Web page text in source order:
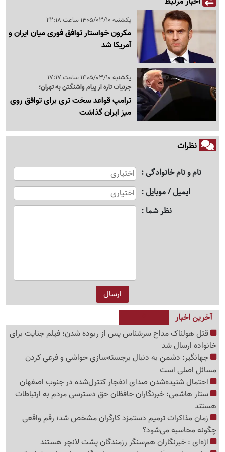
یکشنبه 1405/03/10 ساعت 22:18
مکرون خواستار توافق فوری میان ایران و
آمریکا شد
یکشنبه 1405/03/10 ساعت 17:17
جزئیات تازه از پیام واشنگتن به تهران؛
ترامپ قواعد سخت تری برای توافق روی
میز ایران گذاشت
نظرات
نام و نام خانوادگی
ایمیل / موبایل
نظر شما
آخرین اخبار
قتل هولناک مداح سرشناس پس از ربوده شدن؛ فیلم جنایت برای
خانواده ارسال شد
جهانگیر: دشمن به دنبال برجسته‌سازی حواشی و فرعی کردن
مسائل اصلی است
احتمال شنیده‌شدن صدای انفجار کنترل‌شده در جنوب اصفهان
ستار هاشمی: خبرنگاران حافظان حق دسترسی مردم به ارتباطات
هستند
زمان مذاکرات ترمیم دستمزد کارگران مشخص شد؛ رقم واقعی
چگونه محاسبه می‌شود؟
اژه‌ای : خبرنگاران هم‌سنگر رزمندگان پشت لانچر هستند